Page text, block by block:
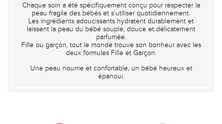
Chaque soin a été spécifiquement conçu pour respecter la
peau fragile des bébés et s’utiliser quotidiennement.
Les ingrédients adoucissants hydratent durablement et
laissent la peau du bébé souple, douce et délicatement
parfumée.
Fille ou garçon, tout le monde trouve son bonheur avec les
deux formules Fille et Garçon.
Une peau nourrie et confortable, un bébé heureux et
épanoui.